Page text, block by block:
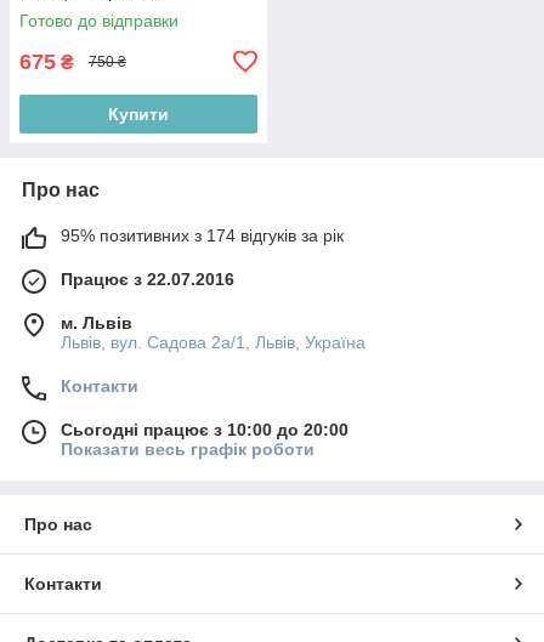
Будиночок", блакитний
Готово до відправки
675 ₴ 750 ₴
Купити
Про нас
95% позитивних з 174 відгуків за рік
Працює з 22.07.2016
м. Львів
Львів, вул. Садова 2а/1, Львів, Україна
Контакти
Сьогодні працює з 10:00 до 20:00
Показати весь графік роботи
Про нас
Контакти